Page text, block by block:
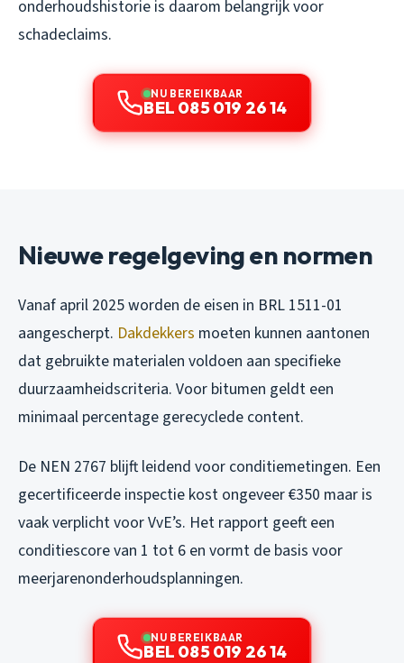
onderhoudshistorie is daarom belangrijk voor
schadeclaims.
NU BEREIKBAAR
BEL 085 019 26 14
Nieuwe regelgeving en normen
Vanaf april 2025 worden de eisen in BRL 1511-01
aangescherpt. Dakdekkers moeten kunnen aantonen
dat gebruikte materialen voldoen aan specifieke
duurzaamheidscriteria. Voor bitumen geldt een
minimaal percentage gerecyclede content.
De NEN 2767 blijft leidend voor conditiemetingen. Een
gecertificeerde inspectie kost ongeveer €350 maar is
vaak verplicht voor VvE’s. Het rapport geeft een
conditiescore van 1 tot 6 en vormt de basis voor
meerjarenonderhoudsplanningen.
NU BEREIKBAAR
BEL 085 019 26 14